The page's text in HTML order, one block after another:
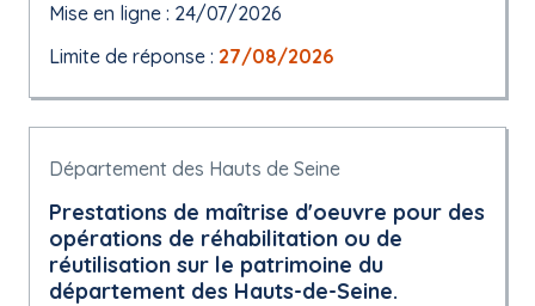
Mise en ligne : 24/07/2026
Limite de réponse : 27/08/2026
Département des Hauts de Seine
Prestations de maîtrise d'oeuvre pour des
opérations de réhabilitation ou de
réutilisation sur le patrimoine du
département des Hauts-de-Seine.